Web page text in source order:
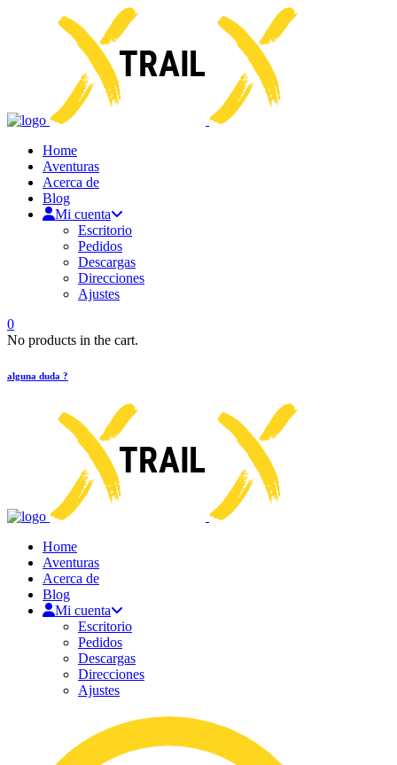
Home
Aventuras
Acerca de
Blog
Mi cuenta
Escritorio
Pedidos
Descargas
Direcciones
Ajustes
0
No products in the cart.
alguna duda ?
Home
Aventuras
Acerca de
Blog
Mi cuenta
Escritorio
Pedidos
Descargas
Direcciones
Ajustes